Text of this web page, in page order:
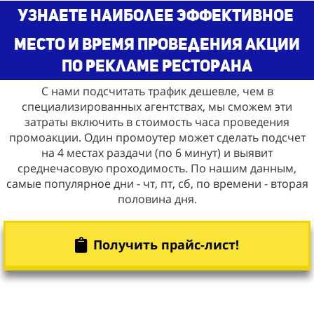
узнаете наиболее эффективное
место и время проведения акции
по рекламе ресторана
С нами подсчитать трафик дешевле, чем в
специализированных агентствах, мы сможем эти
затраты включить в стоимость часа проведения
промоакции. Один промоутер может сделать подсчет
на 4 местах раздачи (по 6 минут) и выявит
среднечасовую проходимость. По нашим данным,
самые популярное дни - чт, пт, сб, по времени - вторая
половина дня.
Получить прайс-лист!